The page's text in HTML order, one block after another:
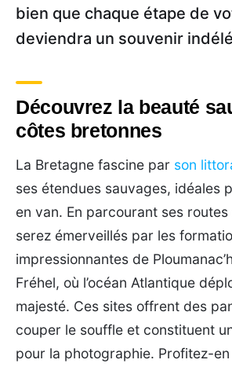
bien que chaque étape de
deviendra un souvenir
Découvrez la beauté
côtes bretonnes
La Bretagne fascine par son
ses étendues sauvages, idéales
en van. En parcourant ses
serez émerveillés par les
impressionnantes de
Fréhel, où l’océan Atlantique
majesté. Ces sites offrent des
couper le souffle et constituent
pour la photographie. Profitez-